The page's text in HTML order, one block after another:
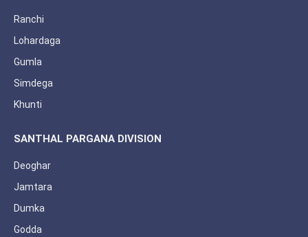
Ranchi
Lohardaga
Gumla
Simdega
Khunti
SANTHAL PARGANA DIVISION
Deoghar
Jamtara
Dumka
Godda